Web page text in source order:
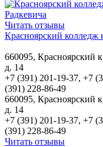
Читать отзывы
Красноярский
660095, Красноярский
д. 14
+7 (391) 201-19-37, +7
(391) 228-86-49
660095, Красноярский
д. 14
+7 (391) 201-19-37, +7
(391) 228-86-49
Читать отзывы